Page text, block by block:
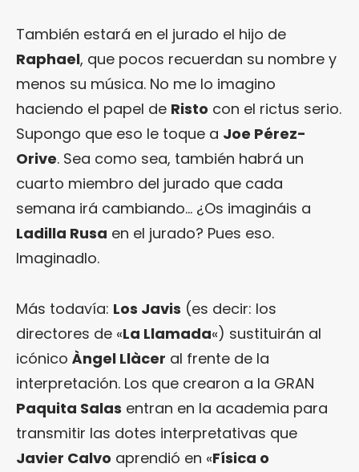
También estará en el jurado el hijo de
Raphael, que pocos recuerdan su nombre y
menos su música. No me lo imagino
haciendo el papel de Risto con el rictus serio.
Supongo que eso le toque a Joe Pérez-
Orive. Sea como sea, también habrá un
cuarto miembro del jurado que cada
semana irá cambiando… ¿Os imagináis a
Ladilla Rusa en el jurado? Pues eso.
Imaginadlo.
Más todavía: Los Javis (es decir: los
directores de «La Llamada«) sustituirán al
icónico Àngel Llàcer al frente de la
interpretación. Los que crearon a la GRAN
Paquita Salas entran en la academia para
transmitir las dotes interpretativas que
Javier Calvo aprendió en «Física o